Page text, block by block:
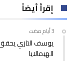
إقرأ أيضاً
الهيمالايا